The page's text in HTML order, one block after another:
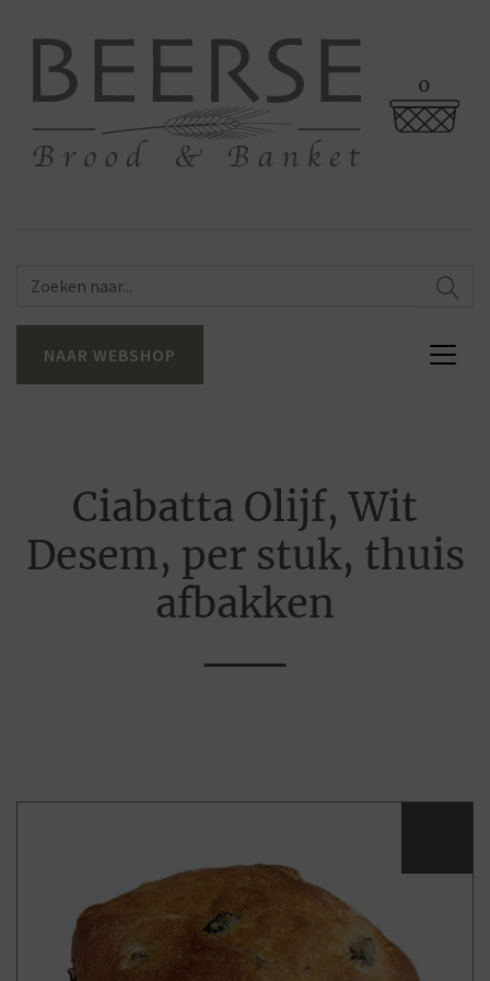
0
NAAR WEBSHOP
Ciabatta Olijf, Wit
Desem, per stuk, thuis
afbakken